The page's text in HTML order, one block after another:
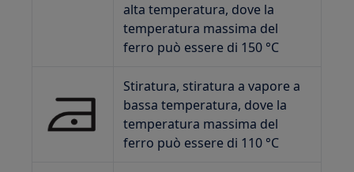
alta temperatura, dove la
temperatura massima del
ferro può essere di 150 °C
Stiratura, stiratura a vapore a
bassa temperatura, dove la
temperatura massima del
ferro può essere di 110 °C